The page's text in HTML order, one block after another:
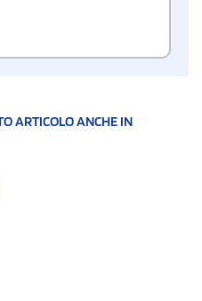
ARTICOLO ANCHE IN